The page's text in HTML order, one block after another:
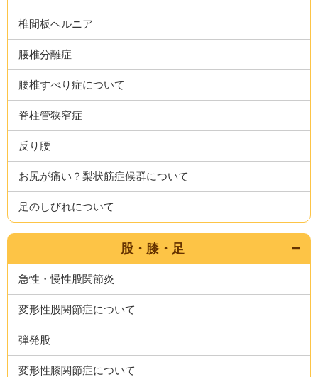
椎間板ヘルニア
腰椎分離症
腰椎すべり症について
脊柱管狭窄症
反り腰
お尻が痛い？梨状筋症候群について
足のしびれについて
股・膝・足
急性・慢性股関節炎
変形性股関節症について
弾発股
変形性膝関節症について